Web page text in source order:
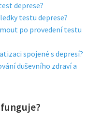
deprese?
testu deprese?
po provedení testu
spojené s depresí?
duševního zdraví a